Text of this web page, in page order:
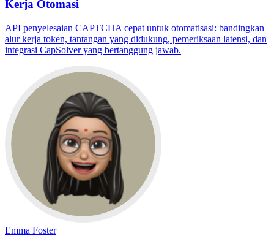
Kerja Otomasi
API penyelesaian CAPTCHA cepat untuk otomatisasi: bandingkan
alur kerja token, tantangan yang didukung, pemeriksaan latensi, dan
integrasi CapSolver yang bertanggung jawab.
Emma Foster